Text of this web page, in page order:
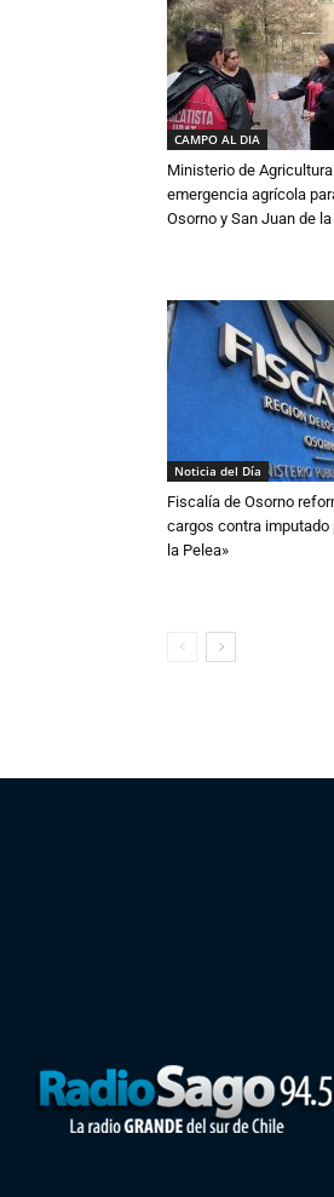
CAMPO AL DIA
Ministerio de
emergencia agrícola
Osorno y San Juan de
Noticia del Día
Fiscalía de Osorno
cargos contra imputado
la Pelea»